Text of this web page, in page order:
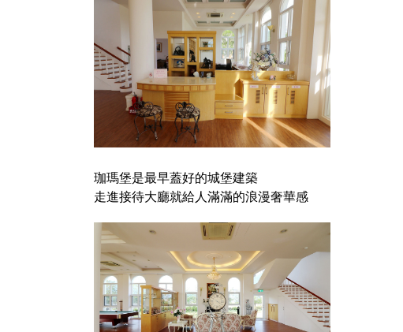
珈瑪堡是最早蓋好的城堡建築
走進接待大廳就給人滿滿的浪漫奢華感